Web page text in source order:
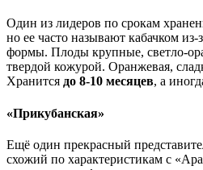
Один из лидеров по срокам
но ее часто называют кабачком
формы. Плоды крупные, светло-
твердой кожурой. Оранжевая,
Хранится до 8-10 месяцев, а
«Прикубанская»
Ещё один прекрасный
схожий по характеристикам с